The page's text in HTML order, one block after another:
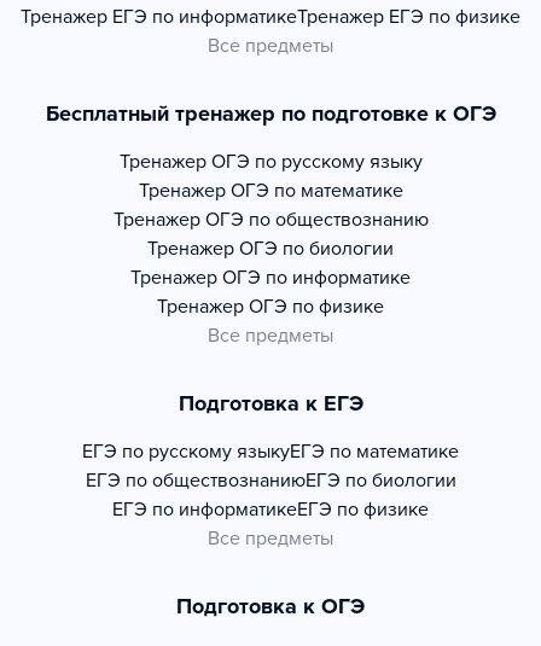
Тренажер ЕГЭ по информатикеТренажер ЕГЭ по физике
Все предметы
Бесплатный тренажер по подготовке к ОГЭ
Тренажер ОГЭ по русскому языку
Тренажер ОГЭ по математике
Тренажер ОГЭ по обществознанию
Тренажер ОГЭ по биологии
Тренажер ОГЭ по информатике
Тренажер ОГЭ по физике
Все предметы
Подготовка к ЕГЭ
ЕГЭ по русскому языкуЕГЭ по математике
ЕГЭ по обществознаниюЕГЭ по биологии
ЕГЭ по информатикеЕГЭ по физике
Все предметы
Подготовка к ОГЭ